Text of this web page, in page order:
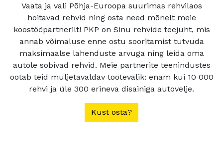
Vaata ja vali Põhja-Euroopa suurimas rehvilaos
hoitavad rehvid ning osta need mõnelt meie
koostööpartnerilt! PKP on Sinu rehvide teejuht, mis
annab võimaluse enne ostu sooritamist tutvuda
maksimaalse lahenduste arvuga ning leida oma
autole sobivad rehvid. Meie partnerite teenindustes
ootab teid muljetavaldav tootevalik: enam kui 10 000
rehvi ja üle 300 erineva disainiga autovelje.
Kust osta?